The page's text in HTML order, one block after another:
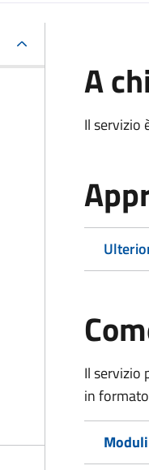
A
Il servizio
Il servizio
in